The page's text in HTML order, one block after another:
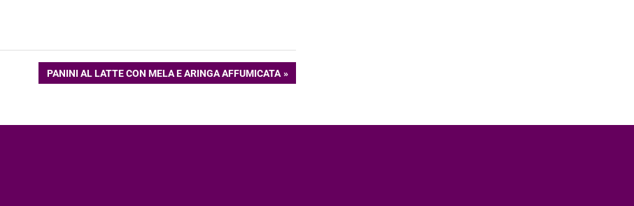
ARTICOLO
PANINI AL LATTE CON MELA E ARINGA AFFUMICATA